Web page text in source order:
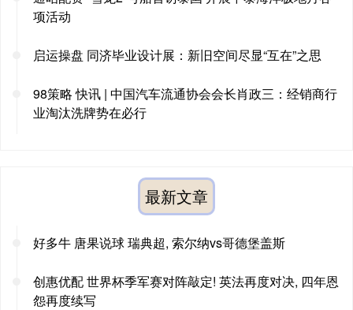
项活动
启运操盘 同济毕业设计展：新旧空间尽显“互在”之思
98策略 快讯 | 中国汽车流通协会会长肖政三：经销商行
业淘汰洗牌势在必行
最新文章
好多牛 唐果说球 瑞典超, 索尔纳vs哥德堡盖斯
创惠优配 世界杯季军赛对阵敲定! 英法再度对决, 四年恩
怨再度续写